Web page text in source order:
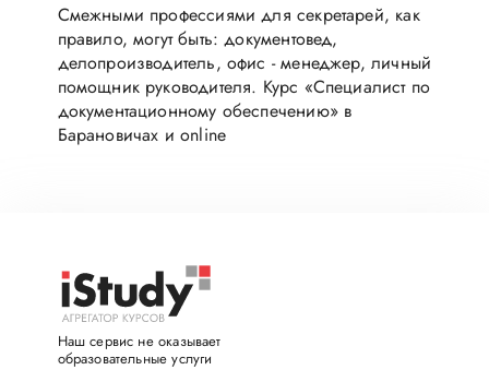
Смежными профессиями для секретарей, как
правило, могут быть: документовед,
делопроизводитель, офис - менеджер, личный
помощник руководителя. Курс «Специалист по
документационному обеспечению» в
Барановичах и online
Наш сервис не оказывает
образовательные услуги